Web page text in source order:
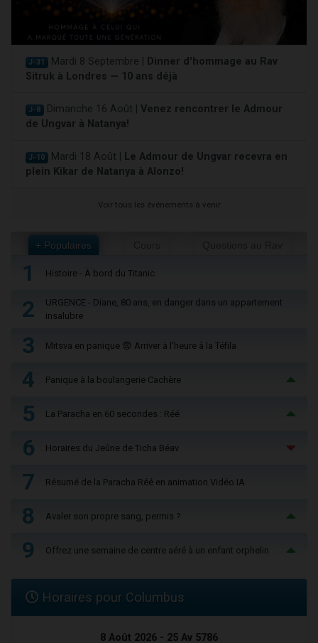
J-31 Mardi 8 Septembre |
Dinner d'hommage au Rav
Sitruk à Londres — 10 ans déjà
J-8 Dimanche 16 Août | Venez rencontrer le Admour
de Ungvar à Natanya!
J-10 Mardi 18 Août |
Le Admour de Ungvar recevra en
plein Kikar de Natanya à Alonzo!
Voir tous les événements à venir
+ Populaires
1 Histoire - À bord du Titanic
2
URGENCE - Diane, 80 ans, en danger dans un appartement
insalubre
3 Mitsva en panique 😨 Arriver à l'heure à la Téfila
4 Panique à la boulangerie Cachère
5 La Paracha en 60 secondes : Réé
6 Horaires du Jeûne de Ticha Béav
7 Résumé de la Paracha Réé en animation Vidéo IA
8 Avaler son propre sang, permis ?
9 Offrez une semaine de centre aéré à un enfant orphelin
Horaires pour Columbus
8 Août 2026 - 25 Av 5786